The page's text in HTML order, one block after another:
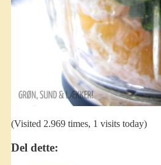
(Visited 2.969 times, 1 visits today)
Del dette: